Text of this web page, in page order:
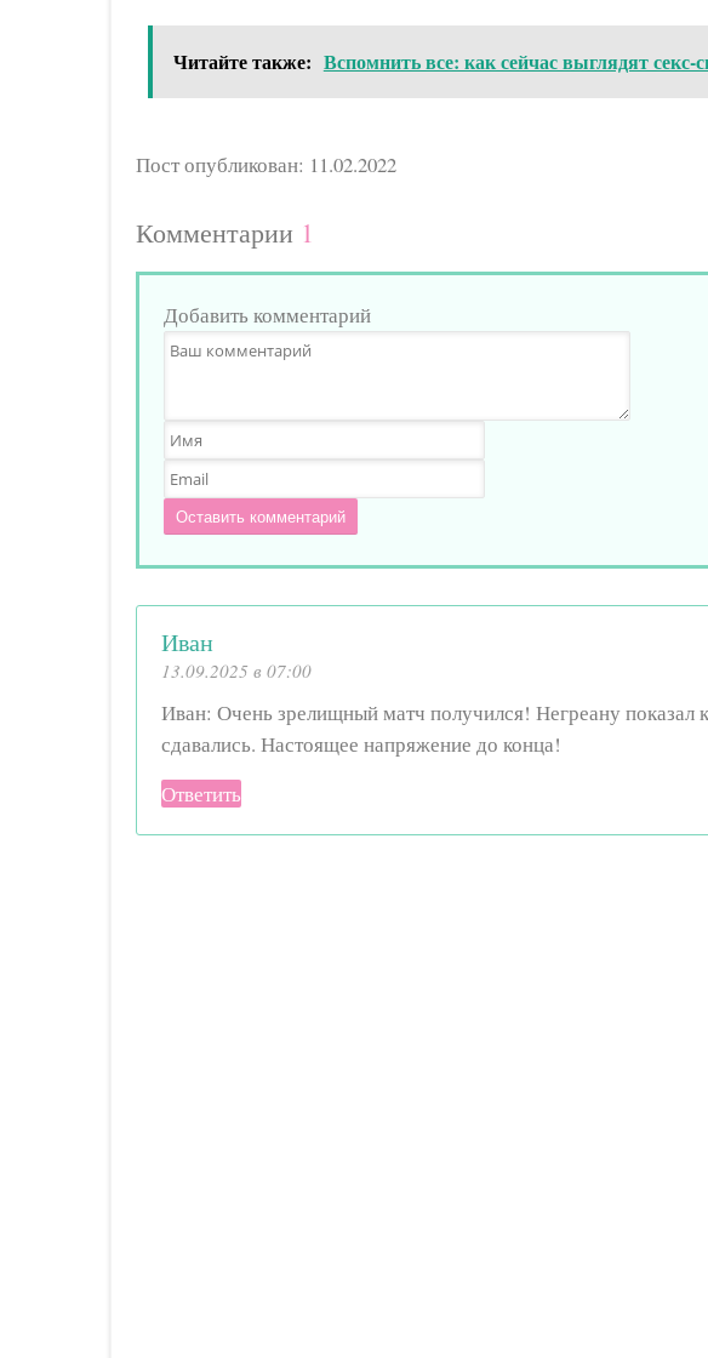
Читайте также: Вспомнить все: как сейчас выглядят секс-
Пост опубликован: 11.02.2022
Комментарии 1
Добавить комментарий
Оставить комментарий
Иван
13.09.2025 в 07:00
Иван: Очень зрелищный матч получился! Негреану показал
сдавались. Настоящее напряжение до конца!
Ответить